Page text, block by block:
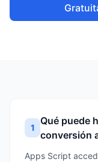
1
Qué puede
conversión
Apps Script